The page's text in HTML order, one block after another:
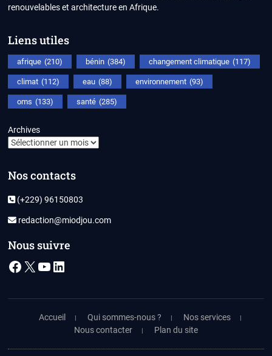
renouvelables et architecture en Afrique.
Liens utiles
afrique (210) bénin (384) changement climatique (117)
climat (112) eau (88) environnement (93)
oms (133) santé (285)
Archives
Nos contacts
(+229) 96150803
redaction@miodjou.com
Nous suivre
Facebook
X YouTube
LinkedIn
Accueil Qui sommes-nous ?
Nos services
Nous contacter
Plan du site